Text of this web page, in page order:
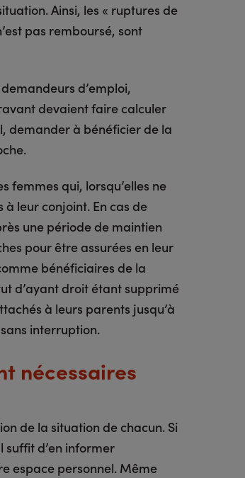
Ainsi, les « ruptures de
pas remboursé, sont
d’emploi,
devaient faire calculer
demander à bénéficier de la
femmes qui, lorsqu’elles ne
leur conjoint. En cas de
une période de maintien
pour être assurées en leur
bénéficiaires de la
d’ayant droit étant supprimé
à leurs parents jusqu’à
interruption.
nécessaires
de la situation de chacun. Si
suffit d’en informer
espace personnel. Même